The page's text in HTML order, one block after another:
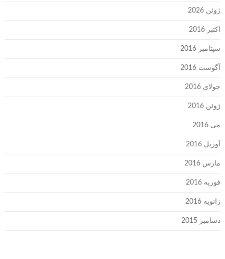
ژوئن 2026
اکتبر 2016
سپتامبر 2016
آگوست 2016
جولای 2016
ژوئن 2016
می 2016
آوریل 2016
مارس 2016
فوریه 2016
ژانویه 2016
دسامبر 2015